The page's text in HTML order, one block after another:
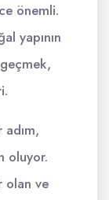
önemli.
yapının
oluyor.
olan ve